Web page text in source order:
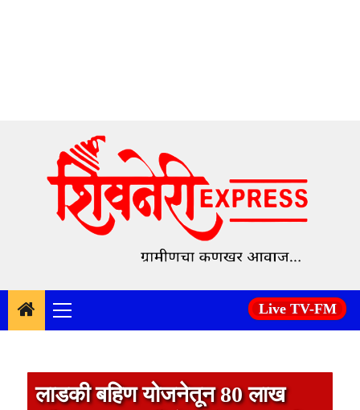
content
Primary
Menu
Live TV-FM
लाडकी बहिण योजनेतून 80 लाख